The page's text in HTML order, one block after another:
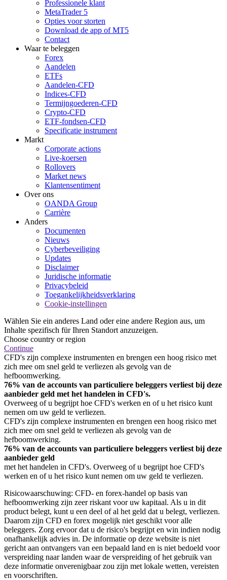
Professionele klant
MetaTrader 5
Opties voor storten
Download de app of MT5
Contact
Waar te beleggen
Forex
Aandelen
ETFs
Aandelen-CFD
Indices-CFD
Termijngoederen-CFD
Crypto-CFD
ETF-fondsen-CFD
Specificatie instrument
Markt
Corporate actions
Live-koersen
Rollovers
Market news
Klantensentiment
Over ons
OANDA Group
Carrière
Anders
Documenten
Nieuws
Cyberbeveiliging
Updates
Disclaimer
Juridische informatie
Privacybeleid
Toegankelijkheidsverklaring
Cookie-instellingen
Wählen Sie ein anderes Land oder eine andere Region aus, um
Inhalte spezifisch für Ihren Standort anzuzeigen.
Choose country or region
Continue
CFD's zijn complexe instrumenten en brengen een hoog risico met
zich mee om snel geld te verliezen als gevolg van de
hefboomwerking.
76% van de accounts van particuliere beleggers verliest bij deze
aanbieder geld met het handelen in CFD's.
Overweeg of u begrijpt hoe CFD's werken en of u het risico kunt
nemen om uw geld te verliezen.
CFD's zijn complexe instrumenten en brengen een hoog risico met
zich mee om snel geld te verliezen als gevolg van de
hefboomwerking.
76% van de accounts van particuliere beleggers verliest bij deze
aanbieder geld
met het handelen in CFD's. Overweeg of u begrijpt hoe CFD's
werken en of u het risico kunt nemen om uw geld te verliezen.
Risicowaarschuwing: CFD- en forex-handel op basis van
hefboomwerking zijn zeer riskant voor uw kapitaal. Als u in dit
product belegt, kunt u een deel of al het geld dat u belegt, verliezen.
Daarom zijn CFD en forex mogelijk niet geschikt voor alle
beleggers. Zorg ervoor dat u de risico's begrijpt en win indien nodig
onafhankelijk advies in. De informatie op deze website is niet
gericht aan ontvangers van een bepaald land en is niet bedoeld voor
verspreiding naar landen waar de verspreiding of het gebruik van
deze informatie onverenigbaar zou zijn met lokale wetten, vereisten
en voorschriften.